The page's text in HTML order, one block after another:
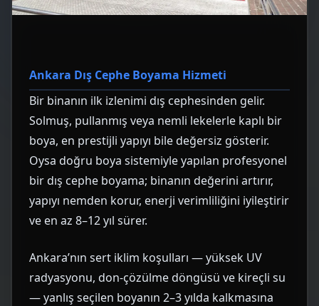
Ankara Dış Cephe Boyama Hizmeti
Bir binanın ilk izlenimi dış cephesinden gelir.
Solmuş, pullanmış veya nemli lekelerle kaplı bir
boya, en prestijli yapıyı bile değersiz gösterir.
Oysa doğru boya sistemiyle yapılan profesyonel
bir dış cephe boyama; binanın değerini artırır,
yapıyı nemden korur, enerji verimliliğini iyileştirir
ve en az 8–12 yıl sürer.
Ankara’nın sert iklim koşulları — yüksek UV
radyasyonu, don-çözülme döngüsü ve kireçli su
— yanlış seçilen boyanın 2–3 yılda kalkmasına